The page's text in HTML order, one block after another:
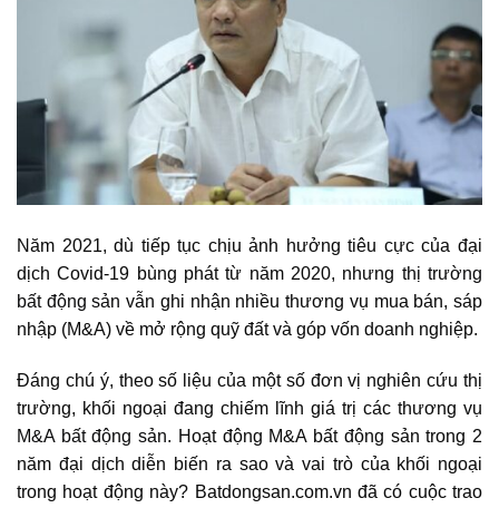
Năm 2021, dù tiếp tục chịu ảnh hưởng tiêu cực của đại
dịch Covid-19 bùng phát từ năm 2020, nhưng thị trường
bất động sản vẫn ghi nhận nhiều thương vụ mua bán, sáp
nhập (M&A) về mở rộng quỹ đất và góp vốn doanh nghiệp.
Đáng chú ý, theo số liệu của một số đơn vị nghiên cứu thị
trường, khối ngoại đang chiếm lĩnh giá trị các thương vụ
M&A bất động sản. Hoạt động M&A bất động sản trong 2
năm đại dịch diễn biến ra sao và vai trò của khối ngoại
trong hoạt động này? Batdongsan.com.vn đã có cuộc trao